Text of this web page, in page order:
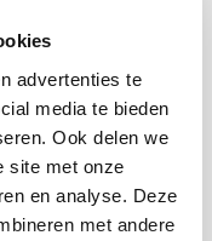
advertenties te
media te bieden
Ook delen we
site met onze
en analyse. Deze
met andere